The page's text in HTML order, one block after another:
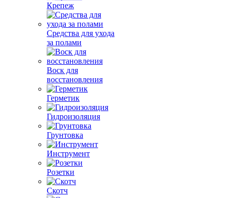
Крепеж
Средства для ухода
за полами
Воск для
восстановления
Герметик
Гидроизоляция
Грунтовка
Инструмент
Розетки
Скотч